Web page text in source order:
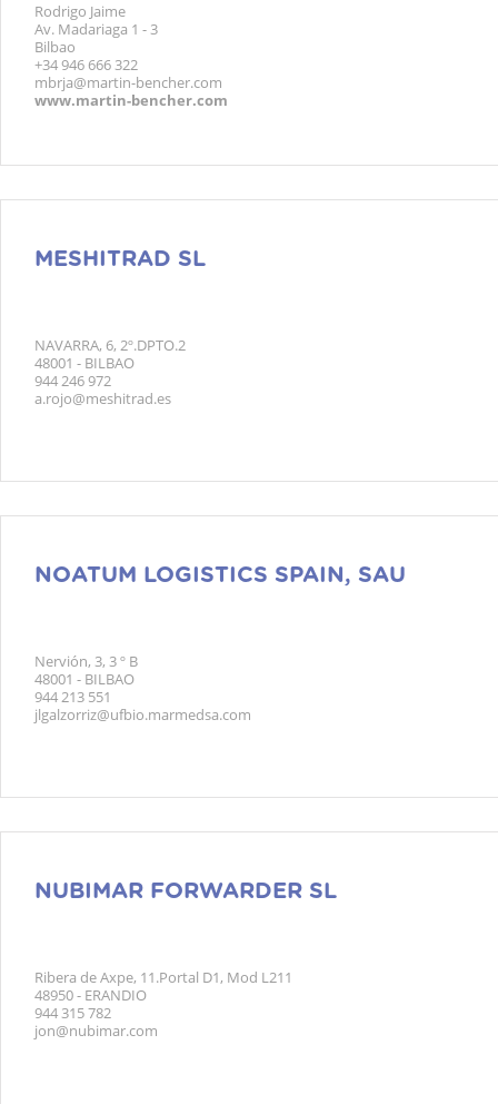
Rodrigo Jaime
Av. Madariaga 1 - 3
Bilbao
+34 946 666 322
mbrja@martin-bencher.com
www.martin-bencher.com
MESHITRAD SL
NAVARRA, 6, 2º.DPTO.2
48001 - BILBAO
944 246 972
a.rojo@meshitrad.es
NOATUM LOGISTICS SPAIN, SAU
Nervión, 3, 3 º B
48001 - BILBAO
944 213 551
jlgalzorriz@ufbio.marmedsa.com
NUBIMAR FORWARDER SL
Ribera de Axpe, 11.Portal D1, Mod L211
48950 - ERANDIO
944 315 782
jon@nubimar.com